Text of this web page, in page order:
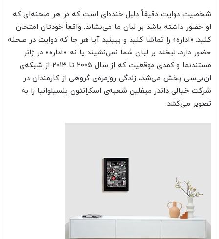
شخصیت دوایت دقیقاً دلیل خنده‌ای است که در هر صحنه‌ای که
او حضور داشته باشد بر لبان ما می‌نشاند. واقعاً خودتان امتحان
کنید. «اداره» را تماشا کنید و ببینید آیا هر جا که دوایت در صحنه
حضور دارد، لبخند بر لبان شما نمی‌نشیند یا نه. «اداره» در ژانر
مستندنما و کمدی موقعیت که از سال ۲۰۰۵ تا ۲۰۱۳ از شبکه‌ی
ان‌بی‌سی پخش می‌شد، زندگی روزمره‌ی گروهی از کارمندان در
شرکت خیالی داندر میفلین شعبه‌ی اسکرانتون پنسیلوانیا را به
تصویر می‌کشد.